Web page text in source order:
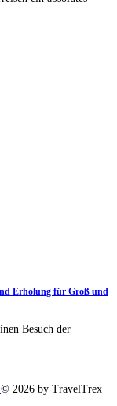
Erholung für Groß und
Besuch der
© 2026 by TravelTrex